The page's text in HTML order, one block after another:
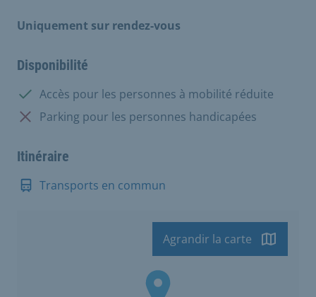
Uniquement sur rendez-vous
Disponibilité
Disponible:
Accès pour les personnes à mobilité réduite
Non disponible:
Parking pour les personnes handicapées
Itinéraire
Transports en commun
Agrandir la carte